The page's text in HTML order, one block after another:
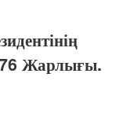
Жарлығы.